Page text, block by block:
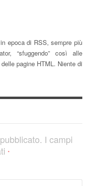
epoca di RSS, sempre più
“sfuggendo” così alle
pagine HTML. Niente di
I campi
*